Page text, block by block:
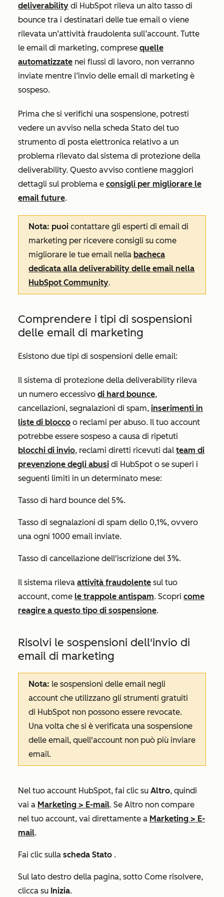
deliverability di HubSpot rileva un alto tasso di
bounce tra i destinatari delle tue email o viene
rilevata un’attività fraudolenta sull’account. Tutte
le email di marketing, comprese quelle
automatizzate nei flussi di lavoro, non verranno
inviate mentre l’invio delle email di marketing è
sospeso.
Prima che si verifichi una sospensione, potresti
vedere un avviso nella scheda Stato del tuo
strumento di posta elettronica relativo a un
problema rilevato dal sistema di protezione della
deliverability. Questo avviso contiene maggiori
dettagli sul problema e consigli per migliorare le
email future.
Nota: puoi contattare gli esperti di email di
marketing per ricevere consigli su come
migliorare le tue email nella bacheca
dedicata alla deliverability delle email nella
HubSpot Community.
Comprendere i tipi di sospensioni
delle email di marketing
Esistono due tipi di sospensioni delle email:
Il sistema di protezione della deliverability rileva
un numero eccessivo di hard bounce,
cancellazioni, segnalazioni di spam, inserimenti in
liste di blocco o reclami per abuso. Il tuo account
potrebbe essere sospeso a causa di ripetuti
blocchi di invio, reclami diretti ricevuti dal team di
prevenzione degli abusi di HubSpot o se superi i
seguenti limiti in un determinato mese:
Tasso di hard bounce del 5%.
Tasso di segnalazioni di spam dello 0,1%, ovvero
una ogni 1000 email inviate.
Tasso di cancellazione dell'iscrizione del 3%.
Il sistema rileva attività fraudolente sul tuo
account, come le trappole antispam. Scopri come
reagire a questo tipo di sospensione.
Risolvi le sospensioni dell'invio di
email di marketing
Nota: le sospensioni delle email negli
account che utilizzano gli strumenti gratuiti
di HubSpot non possono essere revocate.
Una volta che si è verificata una sospensione
delle email, quell'account non può più inviare
email.
Nel tuo account HubSpot, fai clic su Altro, quindi
vai a Marketing > E-mail. Se Altro non compare
nel tuo account, vai direttamente a Marketing > E-
mail.
Fai clic sulla scheda Stato .
Sul lato destro della pagina, sotto Come risolvere,
clicca su Inizia.